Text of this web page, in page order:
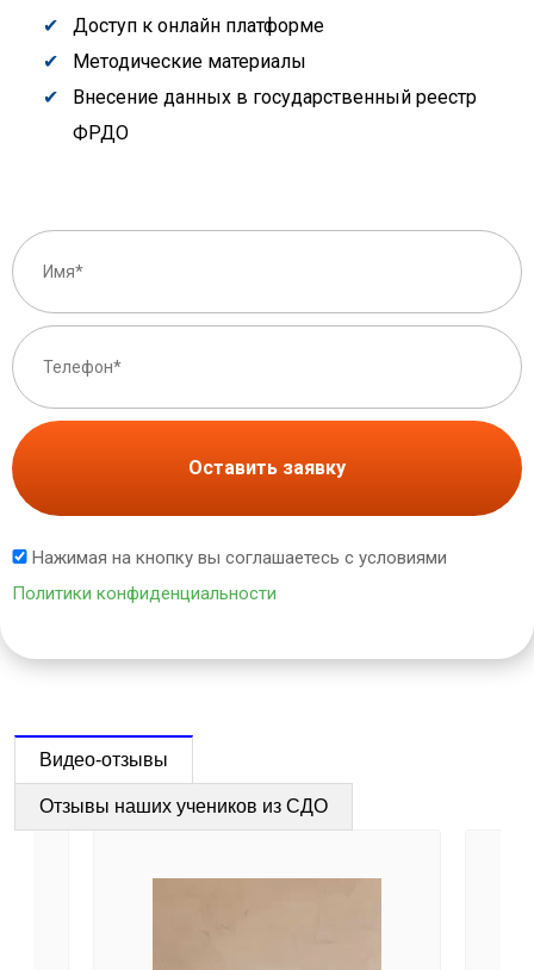
Доступ к онлайн платформе
Методические материалы
Внесение данных в государственный реестр
ФРДО
Оставить заявку
Нажимая на кнопку вы соглашаетесь с условиями
Политики конфиденциальности
Видео-отзывы
Отзывы наших учеников из СДО